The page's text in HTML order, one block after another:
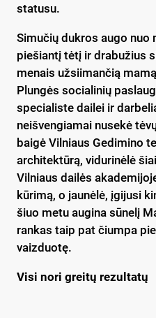
statusu.
Simučių dukros augo nuo
piešiantį tėtį ir drabužius
menais užsiimančią
Plungės socialinių
specialiste dailei ir
neišvengiamai nusekė
baigė Vilniaus Gedimino
architektūrą, vidurinėlė
Vilniaus dailės
kūrimą, o jaunėlė, įgijusi
šiuo metu augina sūnelį
rankas taip pat čiumpa
vaizduotę.
Visi nori greitų rezultatų